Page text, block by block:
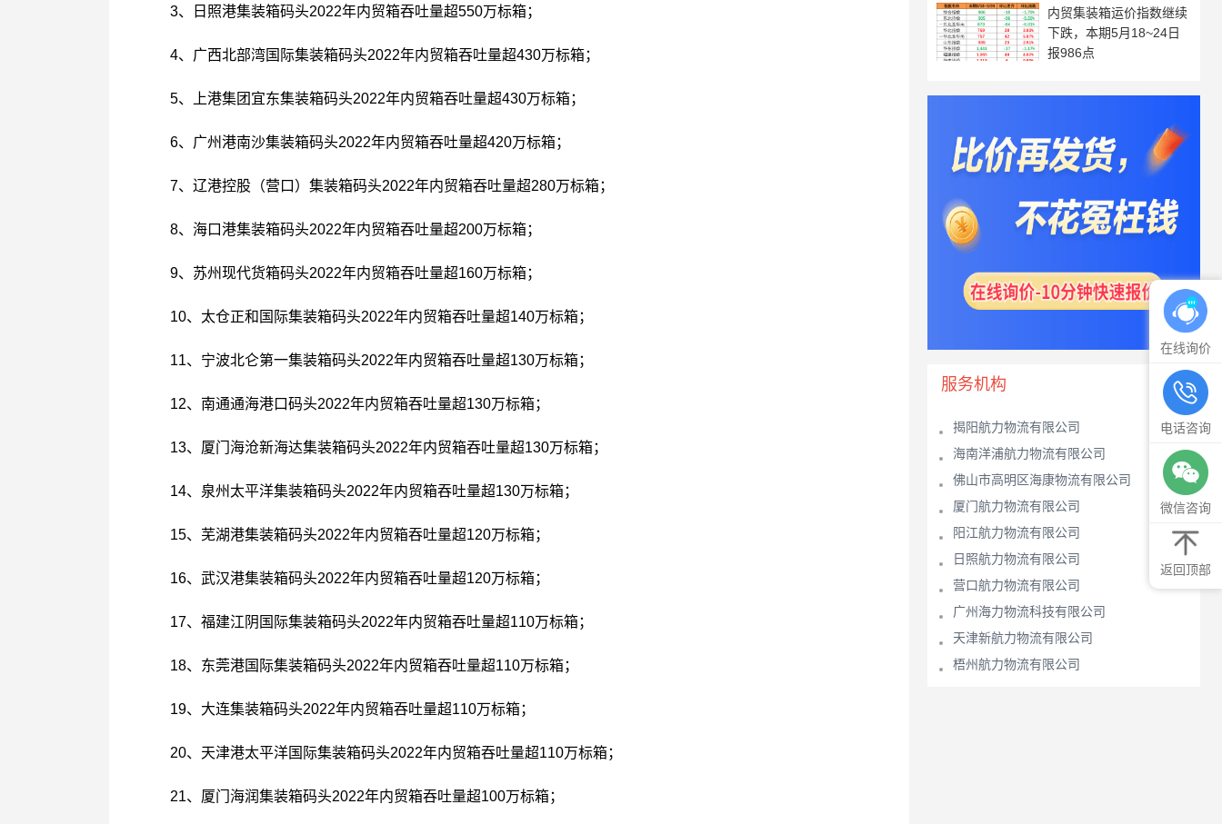
3、日照港集装箱码头2022年内贸箱吞吐量超550万标箱；
4、广西北部湾国际集装箱码头2022年内贸箱吞吐量超430万标箱；
5、上港集团宜东集装箱码头2022年内贸箱吞吐量超430万标箱；
6、广州港南沙集装箱码头2022年内贸箱吞吐量超420万标箱；
7、辽港控股（营口）集装箱码头2022年内贸箱吞吐量超280万标箱；
8、海口港集装箱码头2022年内贸箱吞吐量超200万标箱；
9、苏州现代货箱码头2022年内贸箱吞吐量超160万标箱；
10、太仓正和国际集装箱码头2022年内贸箱吞吐量超140万标箱；
11、宁波北仑第一集装箱码头2022年内贸箱吞吐量超130万标箱；
12、南通通海港口码头2022年内贸箱吞吐量超130万标箱；
13、厦门海沧新海达集装箱码头2022年内贸箱吞吐量超130万标箱；
14、泉州太平洋集装箱码头2022年内贸箱吞吐量超130万标箱；
15、 芜湖港集装箱码头2022年内贸箱吞吐量超120万标箱；
16、武汉港集装箱码头2022年内贸箱吞吐量超120万标箱；
17、福建江阴国际集装箱码头2022年内贸箱吞吐量超110万标箱；
18、东莞港国际集装箱码头2022年内贸箱吞吐量超110万标箱；
19、大连集装箱码头2022年内贸箱吞吐量超110万标箱；
20、天津港太平洋国际集装箱码头2022年内贸箱吞吐量超110万标箱；
21、厦门海润集装箱码头2022年内贸箱吞吐量超100万标箱；
内贸集装箱运价指数继续
下跌，本期5月18~24日
报986点
服务机构
揭阳航力物流有限公司
海南洋浦航力物流有限公司
佛山市高明区海康物流有限公司
厦门航力物流有限公司
阳江航力物流有限公司
日照航力物流有限公司
营口航力物流有限公司
广州海力物流科技有限公司
天津新航力物流有限公司
梧州航力物流有限公司
在线询价
电话咨询
微信咨询
返回顶部